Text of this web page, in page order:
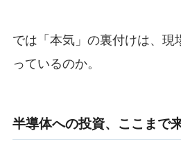
では「本気」の裏付けは、現
っているのか。
半導体への投資、ここまで